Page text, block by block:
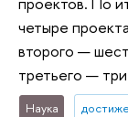
четыре
второго —
третьего — три
Наука